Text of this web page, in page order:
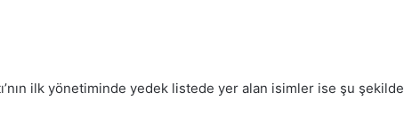
ilk yönetiminde yedek listede yer alan isimler ise şu şekilde